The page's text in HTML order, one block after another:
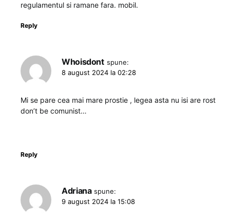
regulamentul si ramane fara. mobil.
Reply
Whoisdont spune:
8 august 2024 la 02:28
Mi se pare cea mai mare prostie , legea asta nu isi are rost
don’t be comunist…
Reply
Adriana spune:
9 august 2024 la 15:08